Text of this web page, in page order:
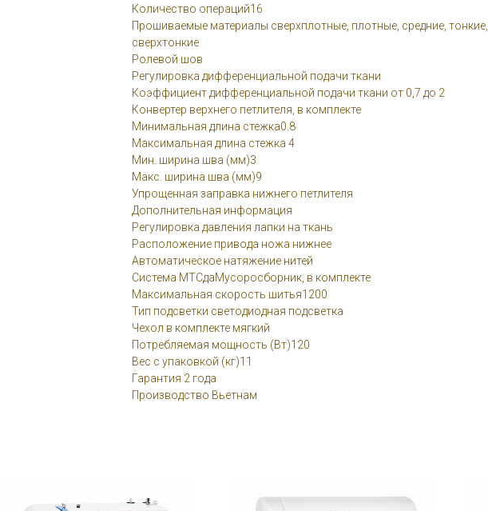
Количество операций16
Прошиваемые материалы сверхплотные, плотные, средние, тонкие,
сверхтонкие
Ролевой шов
Регулировка дифференциальной подачи ткани
Коэффициент дифференциальной подачи ткани от 0,7 до 2
Конвертер верхнего петлителя, в комплекте
Минимальная длина стежка0.8
Максимальная длина стежка 4
Мин. ширина шва (мм)3
Макс. ширина шва (мм)9
Упрощенная заправка нижнего петлителя
Дополнительная информация
Регулировка давления лапки на ткань
Расположение привода ножа нижнее
Автоматическое натяжение нитей
Система MTCдаМусоросборник, в комплекте
Максимальная скорость шитья1200
Тип подсветки светодиодная подсветка
Чехол в комплекте мягкий
Потребляемая мощность (Вт)120
Вес с упаковкой (кг)11
Гарантия 2 года
Производство Вьетнам